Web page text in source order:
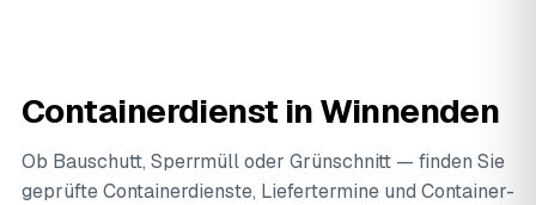
Containerdienst in Winnenden
Ob Bauschutt, Sperrmüll oder Grünschnitt — finden Sie
geprüfte Containerdienste, Liefertermine und Container-